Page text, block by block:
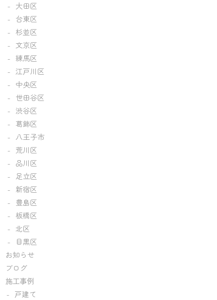
大田区
台東区
杉並区
文京区
練馬区
江戸川区
中央区
世田谷区
渋谷区
葛飾区
八王子市
荒川区
品川区
足立区
新宿区
豊島区
板橋区
北区
目黒区
お知らせ
ブログ
施工事例
戸建て